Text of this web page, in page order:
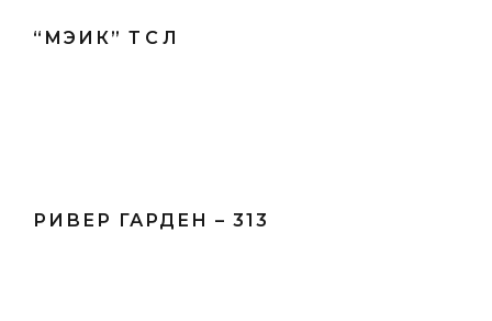
“МЭИК” ТӨСӨЛ
РИВЕР ГАРДЕН – 313